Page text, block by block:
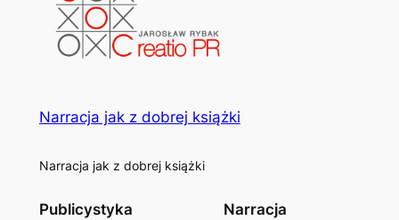
Narracja jak z dobrej książki
Narracja jak z dobrej książki
Publicystyka Narracja